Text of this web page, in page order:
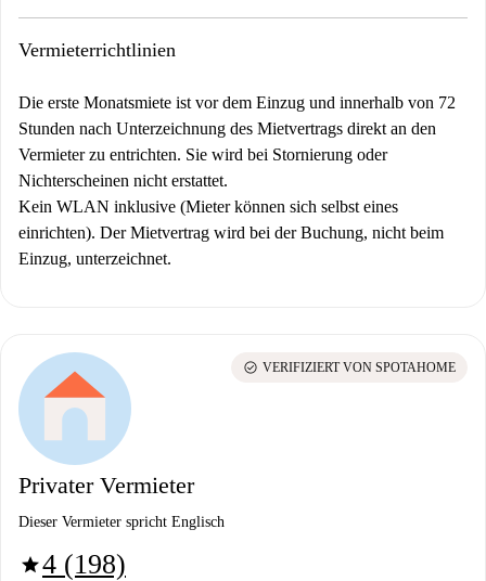
Vermieterrichtlinien
Die erste Monatsmiete ist vor dem Einzug und innerhalb von 72
Stunden nach Unterzeichnung des Mietvertrags direkt an den
Vermieter zu entrichten. Sie wird bei Stornierung oder
Nichterscheinen nicht erstattet.
Kein WLAN inklusive (Mieter können sich selbst eines
einrichten). Der Mietvertrag wird bei der Buchung, nicht beim
Einzug, unterzeichnet.
Privater Vermieter
Dieser Vermieter spricht Englisch
star4 (198)
check_circle VERIFIZIERT VON SPOTAHOME